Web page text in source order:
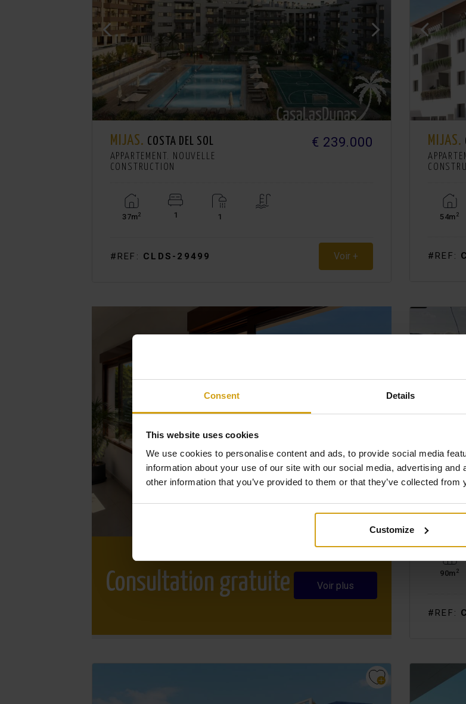
Consent Details
This website uses cookies
We use cookies to personalise content and ads, to provide social media
information about your use of our site with our social media, advertising
other information that you’ve provided to them or that they’ve collected
Customize
MIJAS. COSTA DEL SOL
APPARTEMENT. NOUVELLE
CONSTRUCTION
€ 239.000
37m2 1 1
#REF: CLDS-29499 Voir +
MIJAS.
54m2
#REF:
Consultation gratuite Voir plus
90m2
#REF: